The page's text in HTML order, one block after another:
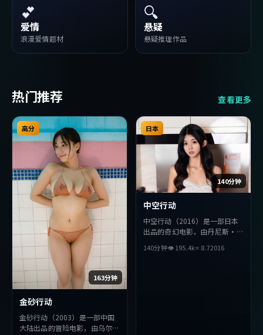
💕
爱情
浪漫爱情题材
🔍
悬疑
悬疑推理作品
热门推荐 查看更多
163分钟
高分
金砂行动
金砂行动（2003）是一部中国
大陆出品的冒险电影，由乌尔善
140分钟
日本
中空行动
中空行动（2016）是一部日本
出品的奇幻电影，由丹尼斯·
丽颖等主演。影片在叙事与视听
140分钟👁195.4k⭐ 8.72016